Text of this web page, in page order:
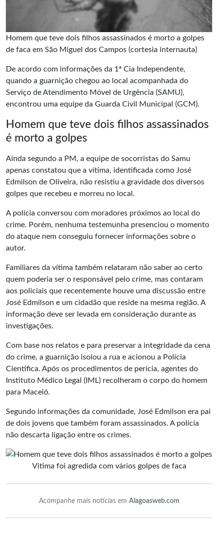
Homem que teve dois filhos assassinados é morto a golpes
de faca em São Miguel dos Campos (cortesia internauta)
De acordo com informações da 1ª Cia Independente,
quando a guarnição chegou ao local acompanhada do
Serviço de Atendimento Móvel de Urgência (SAMU),
encontrou uma equipe da Guarda Civil Municipal (GCM).
Homem que teve dois filhos assassinados
é morto a golpes
Ainda segundo a PM, a equipe de socorristas do Samu
apenas constatou que a vítima, identificada como José
Edmilson de Oliveira, não resistiu a gravidade dos diversos
golpes que recebeu e morreu no local .
A polícia conversou com moradores próximos ao local do
crime. Porém, nenhuma testemunha presenciou o momento
do ataque nem conseguiu fornecer informações sobre o
autor.
Familiares da vítima também relataram não saber ao certo
quem poderia ser o responsável pelo crime, mas contaram
aos policiais que recentemente houve uma discussão entre
José Edmilson e um cidadão que reside na mesma região. A
informação deve ser levada em consideração durante as
investigações.
Com base nos relatos e para preservar a integridade da cena
do crime, a guarnição isolou a rua e acionou a Polícia
Cientifica. Após os procedimentos de perícia, agentes do
Instituto Médico Legal (IML) recolheram o corpo do homem
para Maceió.
Segundo informações da comunidade, José Edmilson era pai
de dois jovens que também foram assassinados. A polícia
não descarta ligação entre os crimes.
Vitima foi agredida com vários golpes de faca
Acompanhe mais notícias em Alagoasweb.com